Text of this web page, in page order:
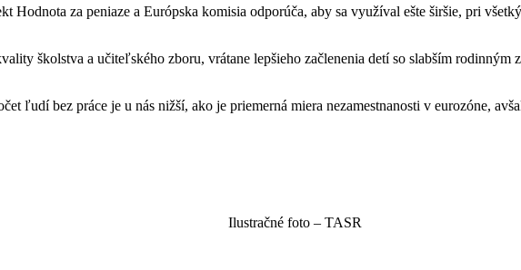
Hodnota za peniaze a Európska komisia odporúča, aby sa využíval ešte širšie, pri
školstva a učiteľského zboru, vrátane lepšieho začlenenia detí so slabším
ľudí bez práce je u nás nižší, ako je priemerná miera nezamestnanosti v eurozóne,
Ilustračné foto – TASR